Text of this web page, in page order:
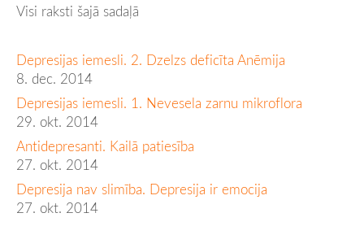
Visi raksti šajā sadaļā
Depresijas iemesli. 2. Dzelzs deficīta Anēmija
8. dec. 2014
Depresijas iemesli. 1. Nevesela zarnu mikroflora
29. okt. 2014
Antidepresanti. Kailā patiesība
27. okt. 2014
Depresija nav slimība. Depresija ir emocija
27. okt. 2014